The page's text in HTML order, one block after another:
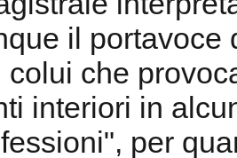
il portavoce
colui che
interiori in
per